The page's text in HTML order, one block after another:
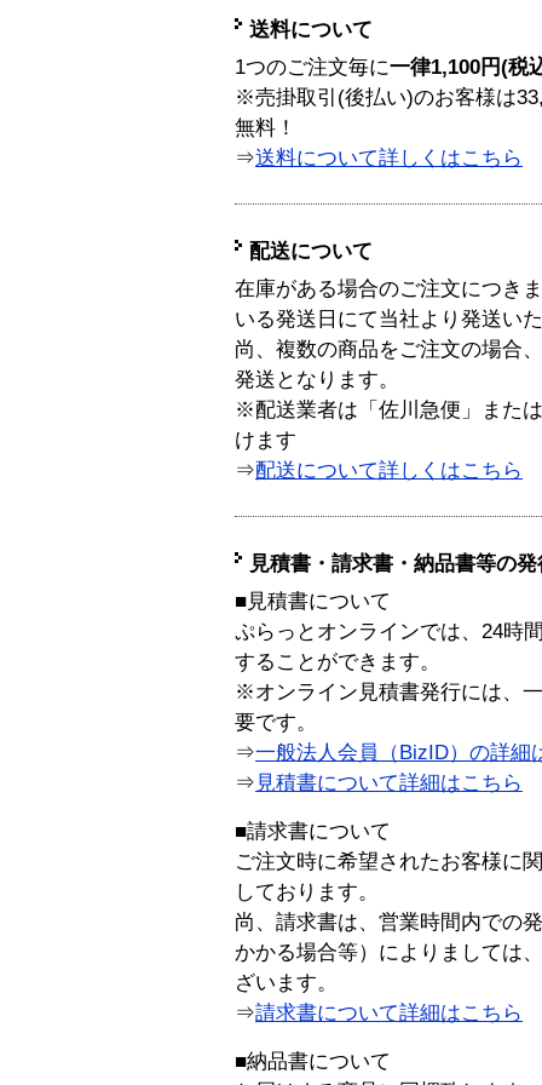
送料について
1つのご注文毎に一律1,100円(税
※売掛取引(後払い)のお客様は
無料！
⇒送料について詳しくはこちら
配送について
在庫がある場合のご注文につき
いる発送日にて当社より発送い
尚、複数の商品をご注文の場合
発送となります。
※配送業者は「佐川急便」また
けます
⇒配送について詳しくはこちら
見積書・請求書・納品書等の
■見積書について
ぷらっとオンラインでは、24時
することができます。
※オンライン見積書発行には、
要です。
⇒一般法人会員（BizID）の詳細
⇒ 見積書について詳細はこちら
■請求書について
ご注文時に希望されたお客様に
しております。
尚、請求書は、営業時間内での
かかる場合等）によりましては
ざいます。
⇒請求書について詳細はこちら
■納品書について